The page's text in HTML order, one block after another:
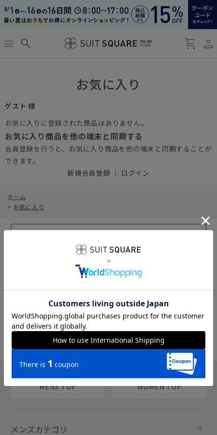
menu search shopping_cart person
お気に入り
ゲスト 様
お気に入りに登録された商品はありません。
お気に入り商品を他の端末と同期する
会員登録を行うと、お気に入り商品を他の端末と同期することが
できます。
新規会員登録 ｜ ログイン
ホーム
> お気に入り
sms
MENS TOP WOMEN TOP
メンズカテゴリ